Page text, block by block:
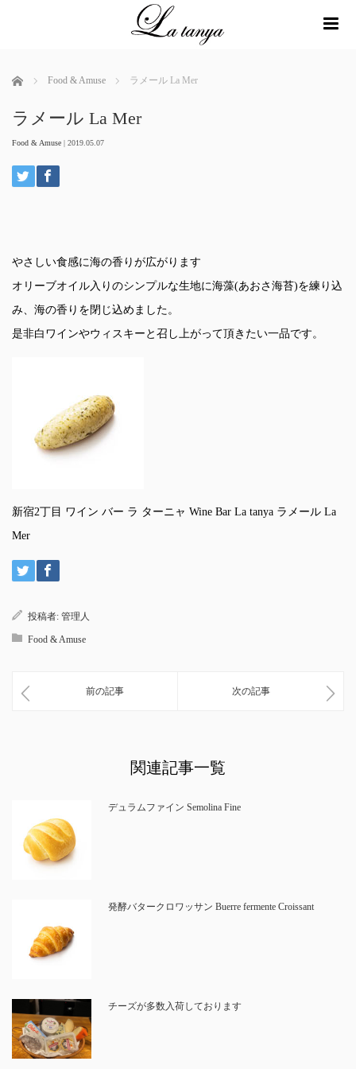
ホーム Food & Amuse ラメール La Mer
ラメール La Mer
Food & Amuse | 2019.05.07
やさしい食感に海の香りが広がります
オリーブオイル入りのシンプルな生地に海藻(あおさ海苔)を練り込
み、海の香りを閉じ込めました。
是非白ワインやウィスキーと召し上がって頂きたい一品です。
新宿2丁目 ワイン バー ラ ターニャ Wine Bar La tanya ラメール La
Mer
投稿者: 管理人
Food & Amuse
前の記事 次の記事
関連記事一覧
デュラムファイン Semolina Fine
発酵バタークロワッサン Buerre fermente Croissant
チーズが多数入荷しております